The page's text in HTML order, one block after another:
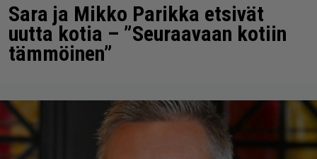
Sara ja Mikko Parikka etsivät
uutta kotia – ”Seuraavaan kotiin
tämmöinen”